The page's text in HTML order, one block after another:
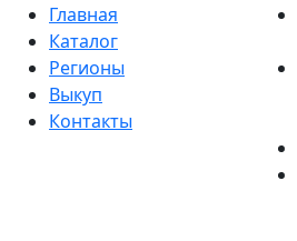
Главная
Каталог
Регионы
Выкуп
Контакты